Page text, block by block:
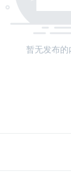
暂无发布的